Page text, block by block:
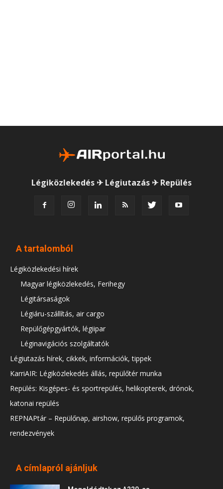
Légiközlekedés ✈ Légiutazás ✈ Repülés
A tartalomból
Légiközlekedési hírek
Magyar légiközlekedés, Ferihegy
Légitársaságok
Légiáru-szállítás, air cargo
Repülőgépgyártók, légiipar
Léginavigációs szolgáltatók
Légiutazás hírek, cikkek, információk, tippek
KarriAIR: Légiközlekedés állás, repülőtér munka
Repülés: Kisgépes- és sportrepülés, helikopterek, drónok,
katonai repülés
REPNAPtár – Repülőnap, airshow, repülős programok,
rendezvények
A címlapról ajánljuk